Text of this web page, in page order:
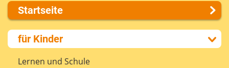
Startseite
Über uns
Presse
Kontakt
für Kinder
Lernen und Schule